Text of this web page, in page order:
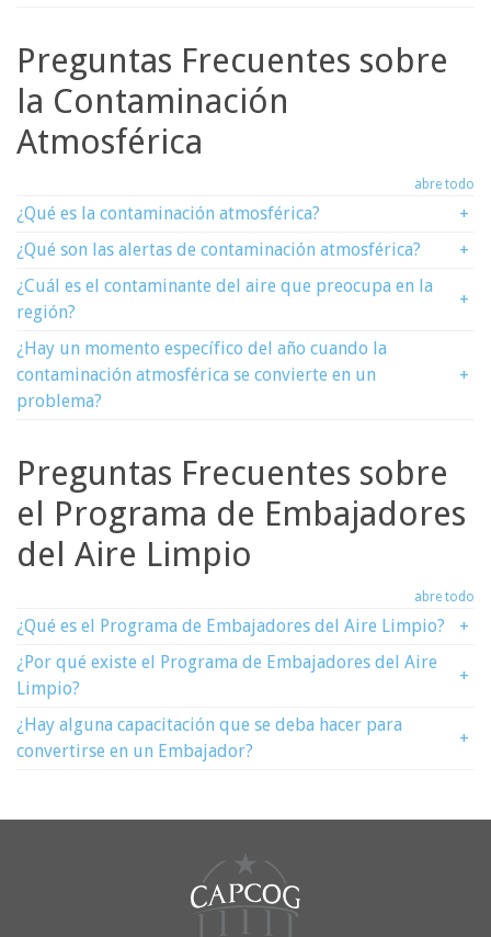
Preguntas Frecuentes sobre
la Contaminación
Atmosférica
abre todo
¿Qué es la contaminación atmosférica?
+
¿Qué son las alertas de contaminación atmosférica?
+
¿Cuál es el contaminante del aire que preocupa en la
región?
+
¿Hay un momento específico del año cuando la
contaminación atmosférica se convierte en un
problema?
+
Preguntas Frecuentes sobre
el Programa de Embajadores
del Aire Limpio
abre todo
¿Qué es el Programa de Embajadores del Aire Limpio?
+
¿Por qué existe el Programa de Embajadores del Aire
Limpio?
+
¿Hay alguna capacitación que se deba hacer para
convertirse en un Embajador?
+